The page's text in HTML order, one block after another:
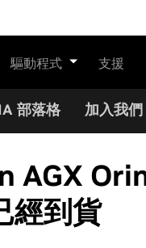
驅動程式 支援
部落格 加入我們
AGX
經到貨